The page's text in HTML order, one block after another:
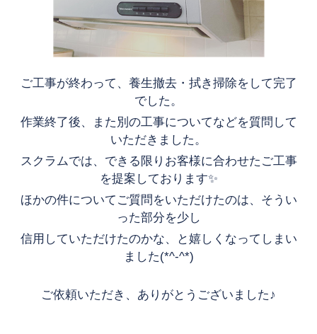
ご工事が終わって、養生撤去・拭き掃除をして完了
でした。
作業終了後、また別の工事についてなどを質問して
いただきました。
スクラムでは、できる限りお客様に合わせたご工事
を提案しております✨
ほかの件についてご質問をいただけたのは、そうい
った部分を少し
信用していただけたのかな、と嬉しくなってしまい
ました(*^-^*)
ご依頼いただき、ありがとうございました♪